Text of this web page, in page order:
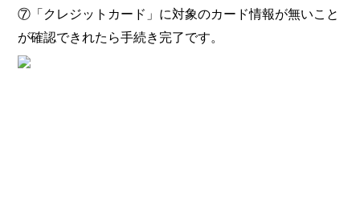
⑦「クレジットカード」に対象のカード情報が無いこと
が確認できれたら手続き完了です。